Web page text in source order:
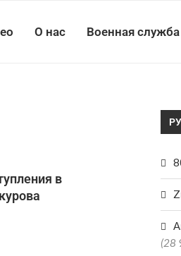
О нас Военная
в
(28